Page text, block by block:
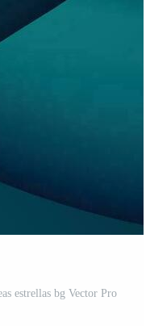
estrellas bg Vector Pro